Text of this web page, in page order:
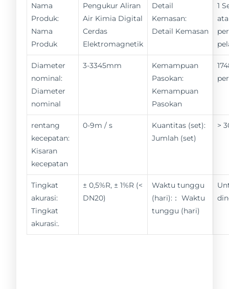
Nama
Produk:
Nama
Produk
Pengukur Aliran
Air Kimia Digital
Cerdas
Elektromagnetik
Detail
Kemasan:
Detail Kemasan
1
Diameter
nominal:
Diameter
nominal
3-3345mm
Kemampuan
Pasokan:
Kemampuan
Pasokan
rentang
kecepatan:
Kisaran
kecepatan
0-9m / s
Kuantitas (set):
Jumlah (set)
>
Tingkat
akurasi:
Tingkat
akurasi:.
± 0,5%R, ± 1%R (<
DN20)
Waktu tunggu
(hari):： Waktu
tunggu (hari)